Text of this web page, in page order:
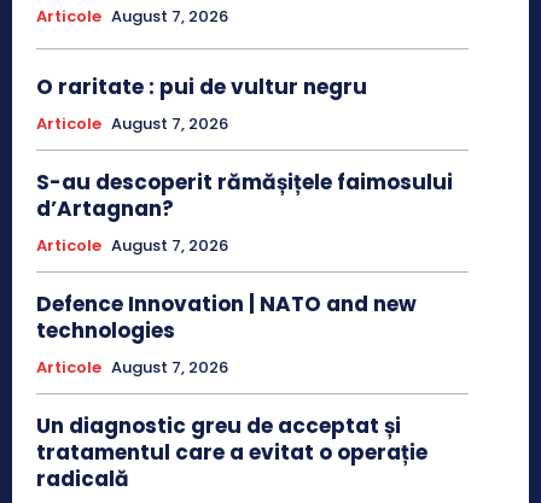
Articole August 7, 2026
O raritate : pui de vultur negru
Articole August 7, 2026
S-au descoperit rămășițele faimosului
d’Artagnan?
Articole August 7, 2026
Defence Innovation | NATO and new
technologies
Articole August 7, 2026
Un diagnostic greu de acceptat și
tratamentul care a evitat o operație
radicală